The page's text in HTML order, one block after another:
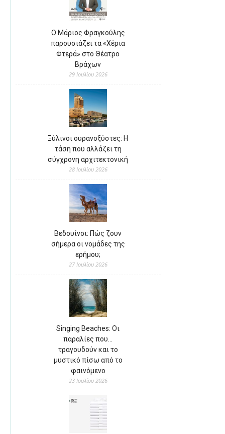
Ο Μάριος Φραγκούλης
παρουσιάζει τα «Χέρια
Φτερά» στο Θέατρο
Βράχων
29 Ιουλίου 2026
Ξύλινοι ουρανοξύστες: Η
τάση που αλλάζει τη
σύγχρονη αρχιτεκτονική
28 Ιουλίου 2026
Βεδουίνοι: Πώς ζουν
σήμερα οι νομάδες της
ερήμου;
27 Ιουλίου 2026
Singing Beaches: Οι
παραλίες που…
τραγουδούν και το
μυστικό πίσω από το
φαινόμενο
23 Ιουλίου 2026